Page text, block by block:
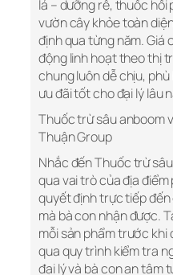
lá – dưỡng rễ, thuốc
vườn cây khỏe toàn
định qua từng năm. Giá
động linh hoạt theo thị
chung luôn dễ chịu,
ưu đãi tốt cho đại lý lâu
Thuốc trừ sâu anboom
Thuận Group
Nhắc đến Thuốc trừ
qua vai trò của địa điểm
quyết định trực tiếp
mà bà con nhận được.
mỗi sản phẩm trước
qua quy trình kiểm tra
đại lý và bà con an tâm